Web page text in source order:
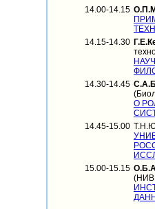
14.00-14.15
14.15-14.30
14.30-14.45
О
14.45-15.00
15.00-15.15